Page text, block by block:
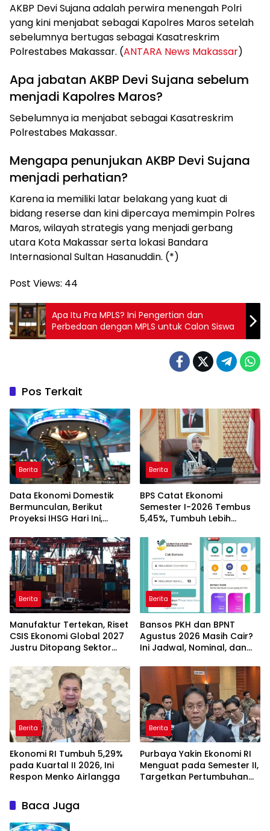
AKBP Devi Sujana adalah perwira menengah Polri
yang kini menjabat sebagai Kapolres Maros setelah
sebelumnya bertugas sebagai Kasatreskrim
Polrestabes Makassar. (ANTARA News Makassar)
Apa jabatan AKBP Devi Sujana sebelum
menjadi Kapolres Maros?
Sebelumnya ia menjabat sebagai Kasatreskrim
Polrestabes Makassar.
Mengapa penunjukan AKBP Devi Sujana
menjadi perhatian?
Karena ia memiliki latar belakang yang kuat di
bidang reserse dan kini dipercaya memimpin Polres
Maros, wilayah strategis yang menjadi gerbang
utara Kota Makassar serta lokasi Bandara
Internasional Sultan Hasanuddin. (*)
Post Views: 44
Apa Itu Pra MPLS? Ini Pengertian dan
Perbedaan dengan MPLS untuk Calon Siswa
Pos Terkait
Berita
Data Ekonomi Domestik
Bermunculan, Berikut
Proyeksi IHSG Hari Ini,
Berita
BPS Catat Ekonomi
Semester I-2026 Tembus
5,45%, Tumbuh Lebih
Berita
Manufaktur Tertekan, Riset
CSIS Ekonomi Global 2027
Justru Ditopang Sektor
Berita
Bansos PKH dan BPNT
Agustus 2026 Masih Cair?
Ini Jadwal, Nominal, dan
Berita
Ekonomi RI Tumbuh 5,29%
pada Kuartal II 2026, Ini
Respon Menko Airlangga
Berita
Purbaya Yakin Ekonomi RI
Menguat pada Semester II,
Targetkan Pertumbuhan
Baca Juga